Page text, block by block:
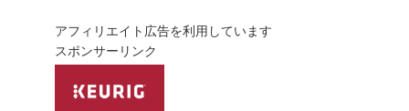
アフィリエイト広告を利用しています
スポンサーリンク